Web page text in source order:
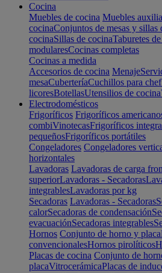
Cocina
Muebles de cocina Muebles
cocinaConjuntos de mesas y sillas
cocinaSillas de cocinaTaburetes
modularesCocinas completas
Cocinas a medida
Accesorios de cocina Menaje
mesaCuberteríaCuchillos para chef
licoresBotellasUtensilios de cocina
Electrodomésticos
Frigoríficos Frigoríficos
combiVinotecasFrigoríficos
pequeñosFrigoríficos portátiles
Congeladores Congeladores
horizontales
Lavadoras Lavadoras de carga
superiorLavadoras - Secadoras
integrablesLavadoras por kg
Secadoras Lavadoras - Secadoras
calorSecadoras de condensación
evacuaciónSecadoras integrables
Hornos Conjunto de horno y placa
convencionalesHornos pirolíticos
Placas de cocina Conjunto de
placaVitrocerámicaPlacas de